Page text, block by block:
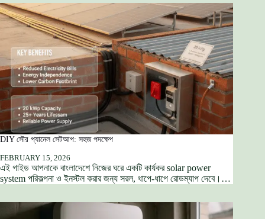
DIY সৌর প্যানেল সেটআপ: সহজ পদক্ষেপ
FEBRUARY 15, 2026
এই গাইড আপনাকে বাংলাদেশে নিজের ঘরে একটি কার্যকর solar power
system পরিকল্পনা ও ইনস্টল করার জন্য সরল, ধাপে-ধাপে রোডম্যাপ দেবে।…